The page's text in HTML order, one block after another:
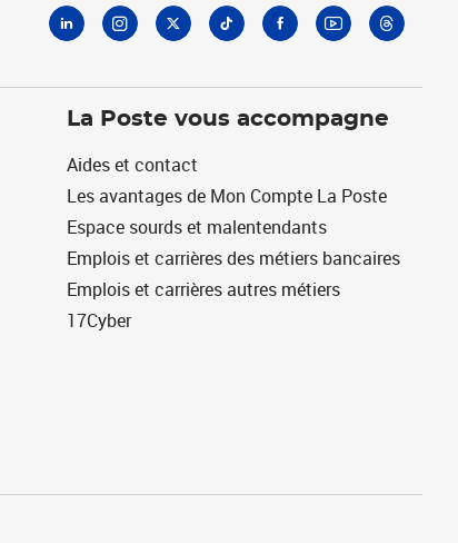
La Poste vous accompagne
Aides et contact
Les avantages de Mon Compte La Poste
Espace sourds et malentendants
Emplois et carrières des métiers bancaires
Emplois et carrières autres métiers
17Cyber